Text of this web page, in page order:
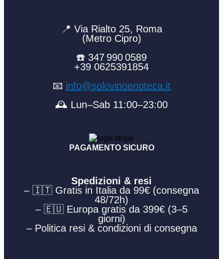
📍 Via Rialto 25, Roma
(Metro Cipro)
☎️ 347 990 0589
+39 0625391854
📧 info@solovinoenoteca.it
🕰️ Lun–Sab 11:00–23:00
PAGAMENTO SICURO
Spedizioni & resi
– 🇮🇹 Gratis in Italia da 99€ (consegna
48/72h)
– 🇪🇺 Europa gratis da 399€ (3–5
giorni)
– Politica resi & condizioni di consegna